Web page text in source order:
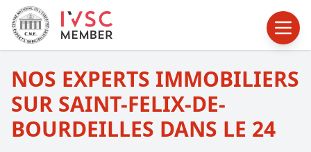
NOS EXPERTS IMMOBILIERS
SUR SAINT-FELIX-DE-
BOURDEILLES DANS LE 24